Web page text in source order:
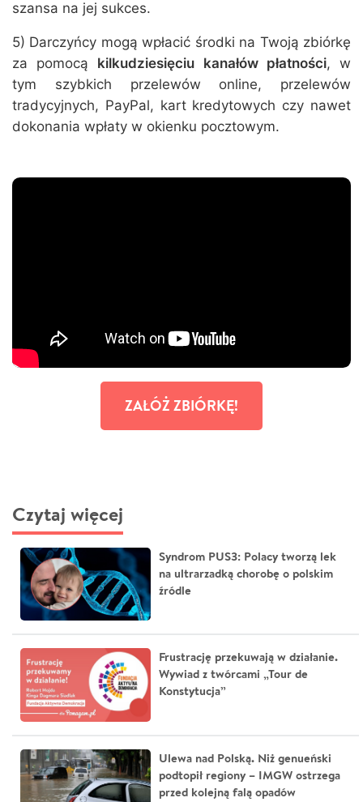
szansa na jej sukces.
5) Darczyńcy mogą wpłacić środki na Twoją zbiórkę
za pomocą kilkudziesięciu kanałów płatności, w
tym szybkich przelewów online, przelewów
tradycyjnych, PayPal, kart kredytowych czy nawet
dokonania wpłaty w okienku pocztowym.
ZAŁÓŻ ZBIÓRKĘ!
Czytaj więcej
Syndrom PUS3: Polacy tworzą lek
na ultrarzadką chorobę o polskim
źródle
Frustrację przekuwają w działanie.
Wywiad z twórcami „Tour de
Konstytucja”
Ulewa nad Polską. Niż genueński
podtopił regiony – IMGW ostrzega
przed kolejną falą opadów